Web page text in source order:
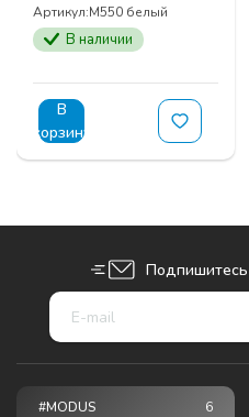
Артикул:М550 белый
В наличии
В
корзину
Подпишитесь
#MODUS 6